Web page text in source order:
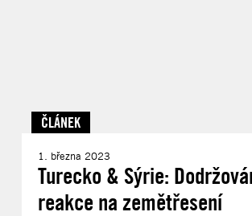
ČLÁNEK
1. března 2023
Turecko & Sýrie:
reakce na zemětřesení